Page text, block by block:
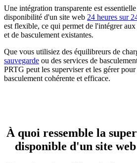
Une intégration transparente est
disponibilité d'un site web 24 heures sur
est flexible, ce qui permet de l'intégrer
et de basculement existantes.
Que vous utilisiez des équilibreurs de
sauvegarde ou des services de
PRTG peut les superviser et les gérer
basculement cohérente et efficace.
À quoi ressemble la
disponible d'un site